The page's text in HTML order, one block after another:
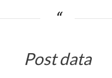
Post data